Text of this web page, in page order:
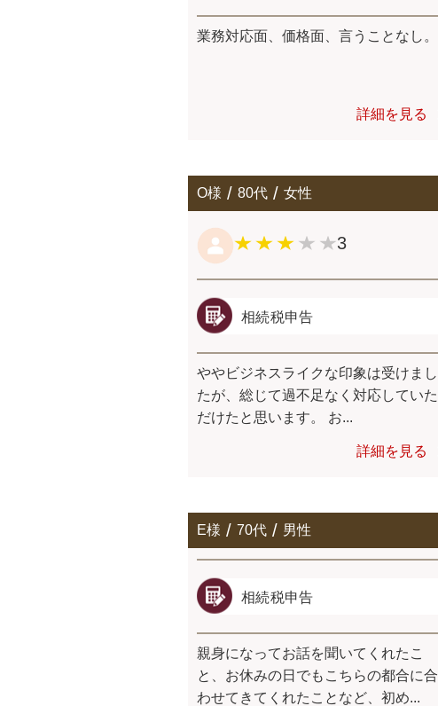
業務対応面、価格面、言うことなし。
詳細を見る
O様 80代 女性
3
相続税申告
ややビジネスライクな印象は受けまし
たが、総じて過不足なく対応していた
だけたと思います。 お...
詳細を見る
E様 70代 男性
相続税申告
親身になってお話を聞いてくれたこ
と、お休みの日でもこちらの都合に合
わせてきてくれたことなど、初め...